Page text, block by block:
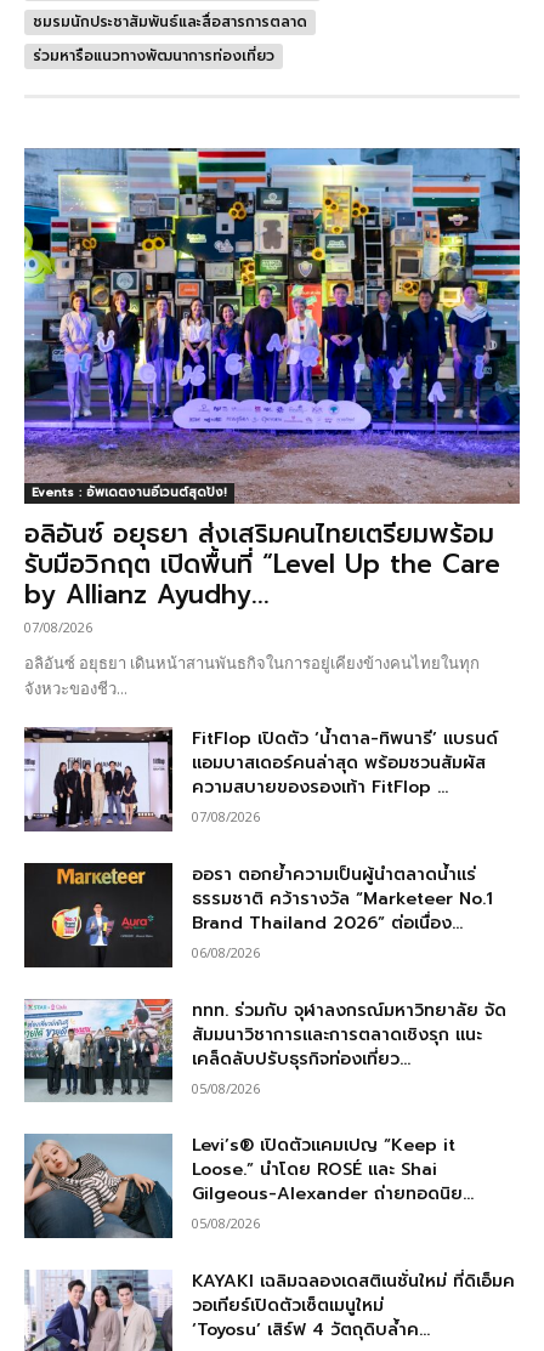
ชมรมนักประชาสัมพันธ์และสื่อสารการตลาด
ร่วมหารือแนวทางพัฒนาการท่องเที่ยว
Events : อัพเดตงานอีเวนต์สุดปัง!
อลิอันซ์ อยุธยา ส่งเสริมคนไทยเตรียมพร้อม
รับมือวิกฤต เปิดพื้นที่ “Level Up the Care
by Allianz Ayudhy...
07/08/2026
อลิอันซ์ อยุธยา เดินหน้าสานพันธกิจในการอยู่เคียงข้างคนไทยในทุก
จังหวะของชีว...
FitFlop เปิดตัว ‘น้ำตาล-ทิพนารี’ แบรนด์
แอมบาสเดอร์คนล่าสุด พร้อมชวนสัมผัส
ความสบายของรองเท้า FitFlop ...
07/08/2026
ออรา ตอกย้ำความเป็นผู้นำตลาดน้ำแร่
ธรรมชาติ คว้ารางวัล “Marketeer No.1
Brand Thailand 2026” ต่อเนื่อง...
06/08/2026
ททท. ร่วมกับ จุฬาลงกรณ์มหาวิทยาลัย จัด
สัมมนาวิชาการและการตลาดเชิงรุก แนะ
เคล็ดลับปรับธุรกิจท่องเที่ยว...
05/08/2026
Levi’s® เปิดตัวแคมเปญ “Keep it
Loose.” นำโดย ROSÉ และ Shai
Gilgeous-Alexander ถ่ายทอดนิย...
05/08/2026
KAYAKI เฉลิมฉลองเดสติเนชั่นใหม่ ที่ดิเอ็มค
วอเทียร์เปิดตัวเซ็ตเมนูใหม่
‘Toyosu’ เสิร์ฟ 4 วัตถุดิบล้ำค...